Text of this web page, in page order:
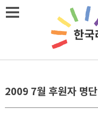
Skip
2009 7월 후원자 명단